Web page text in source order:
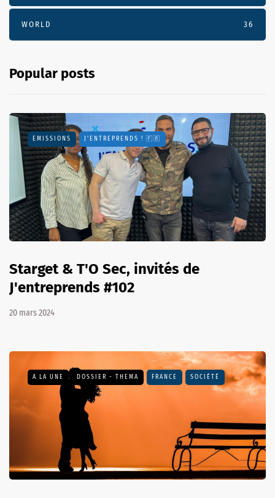
WORLD 36
Popular posts
EMISSIONS J'ENTREPRENDS ! 🇫🇷
Starget & T'O Sec, invités de
J'entreprends #102
20 mars 2024
A LA UNE DOSSIER - THEMA FRANCE SOCIÉTÉ